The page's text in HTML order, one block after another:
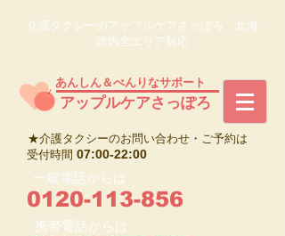
介護タクシーのアップルケアさっぽろ 北海
道内全エリア対応
​アップルケアさっぽろ
あんしん＆べんりなサポート
★介護タクシーのお問い合わせ・ご予約は
受付時間 07:00-22:00
0120-113-856
一般電話からは
携帯電話からは